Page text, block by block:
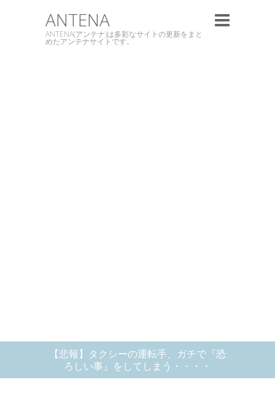
ANTENA
ANTENA(アンテナ)は多彩なサイトの更新をまと
めたアンテナサイトです。
【悲報】タクシーの運転手、ガチで『恐
ろしい事』をしてしまう・・・・